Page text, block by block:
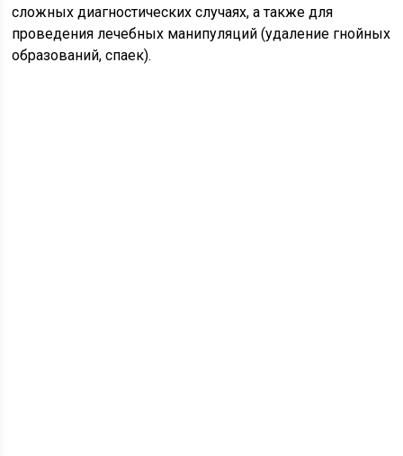
сложных диагностических случаях, а также для
проведения лечебных манипуляций (удаление гнойных
образований, спаек).